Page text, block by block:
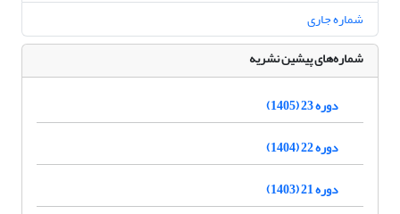
شماره جاری
شماره‌های پیشین نشریه
دوره 23 (1405)
دوره 22 (1404)
دوره 21 (1403)